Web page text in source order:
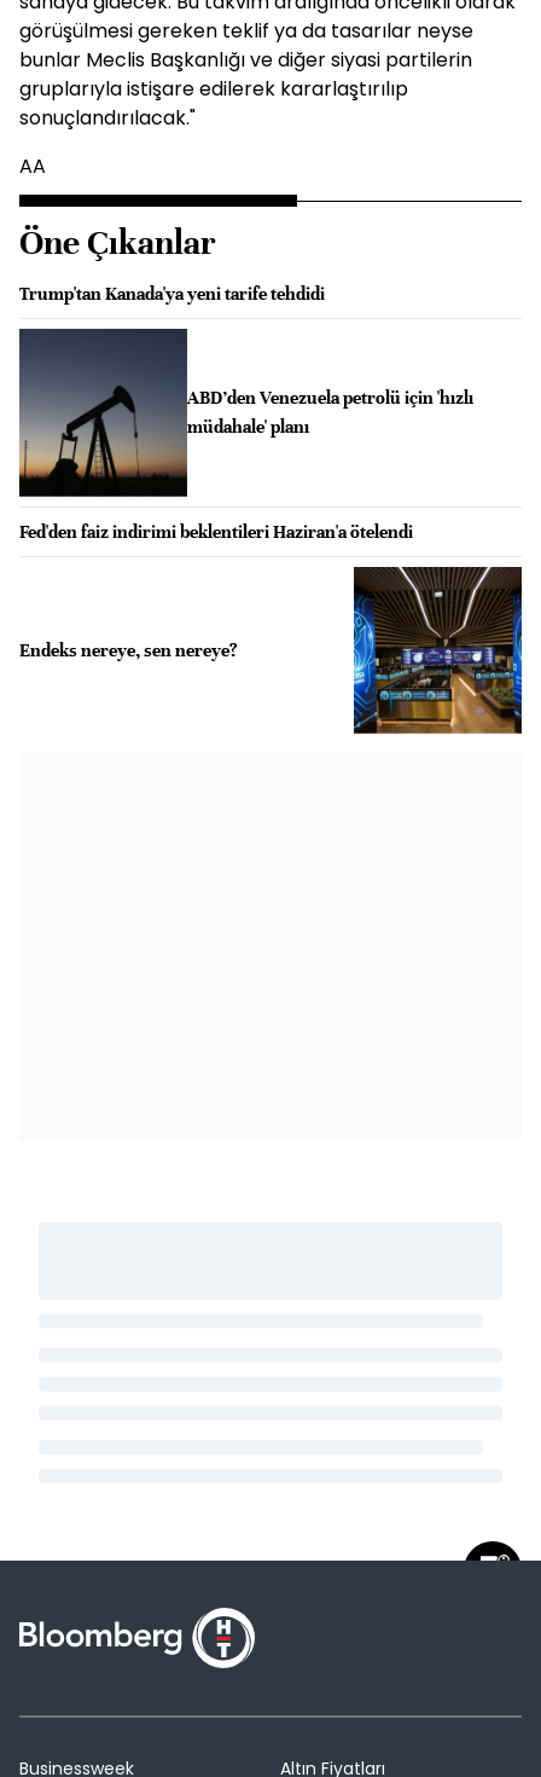
görüşülmesi gereken teklif ya da tasarılar neyse
bunlar Meclis Başkanlığı ve diğer siyasi partilerin
gruplarıyla istişare edilerek kararlaştırılıp
sonuçlandırılacak."
AA
Öne Çıkanlar
Trump'tan Kanada'ya yeni tarife tehdidi
ABD’den Venezuela petrolü için 'hızlı
müdahale' planı
Fed'den faiz indirimi beklentileri Haziran'a ötelendi
Endeks nereye, sen nereye?
Businessweek
Altın Fiyatları